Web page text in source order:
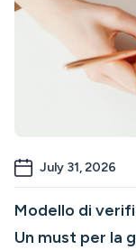
July 31, 2026
Modello di
Un must per la